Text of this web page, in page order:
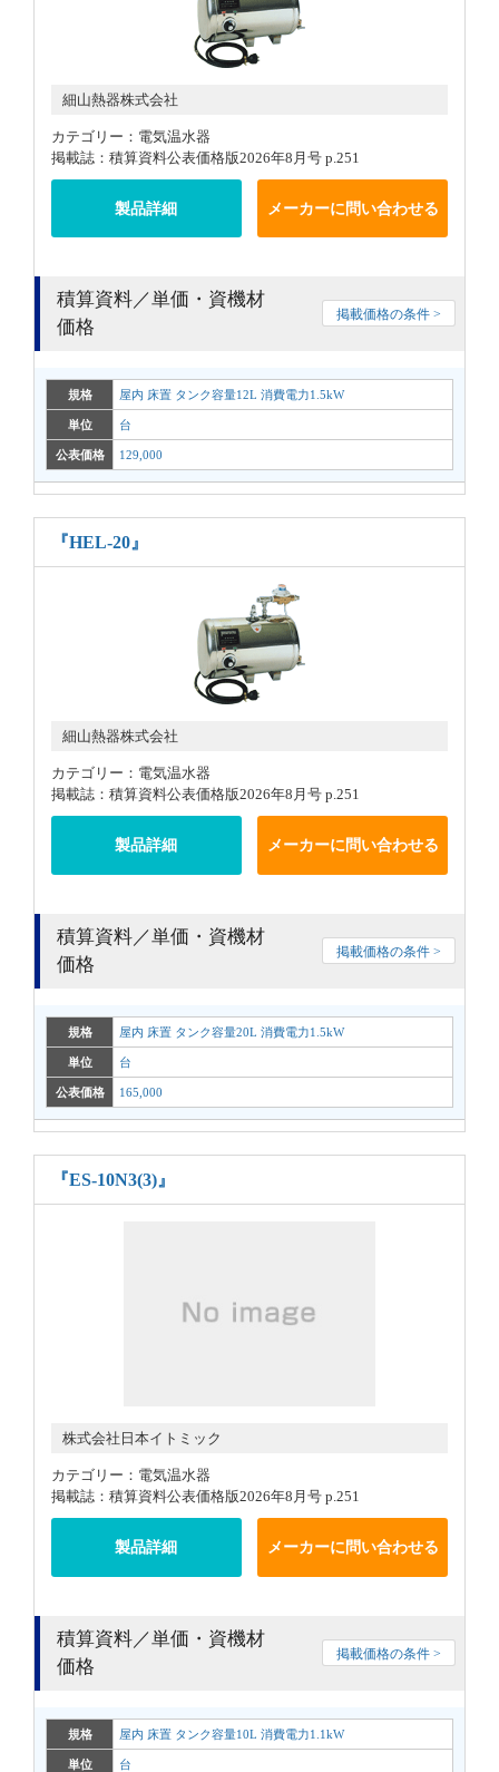
細山熱器株式会社
カテゴリー：電気温水器
掲載誌：積算資料公表価格版2026年8月号 p.251
製品詳細 メーカーに問い合わせる
積算資料／単価・資機材
価格
掲載価格の条件 >
規格 屋内 床置 タンク容量12L 消費電力1.5kW
単位 台
公表価格 129,000
『HEL-20』
細山熱器株式会社
カテゴリー：電気温水器
掲載誌：積算資料公表価格版2026年8月号 p.251
製品詳細 メーカーに問い合わせる
積算資料／単価・資機材
価格
掲載価格の条件 >
規格 屋内 床置 タンク容量20L 消費電力1.5kW
単位 台
公表価格 165,000
『ES-10N3(3)』
株式会社日本イトミック
カテゴリー：電気温水器
掲載誌：積算資料公表価格版2026年8月号 p.251
製品詳細 メーカーに問い合わせる
積算資料／単価・資機材
価格
掲載価格の条件 >
規格 屋内 床置 タンク容量10L 消費電力1.1kW
単位 台